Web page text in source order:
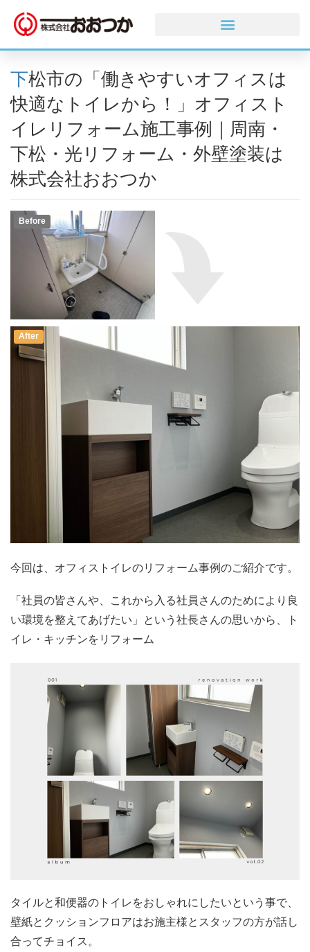
下松市の「働きやすいオフィスは
快適なトイレから！」オフィスト
イレリフォーム施工事例｜周南・
下松・光リフォーム・外壁塗装は
株式会社おおつか
Before
After
今回は、オフィストイレのリフォーム事例のご紹介です。
「社員の皆さんや、これから入る社員さんのためにより良
い環境を整えてあげたい」という社長さんの思いから、ト
イレ・キッチンをリフォーム
タイルと和便器のトイレをおしゃれにしたいという事で、
壁紙とクッションフロアはお施主様とスタッフの方が話し
合ってチョイス。